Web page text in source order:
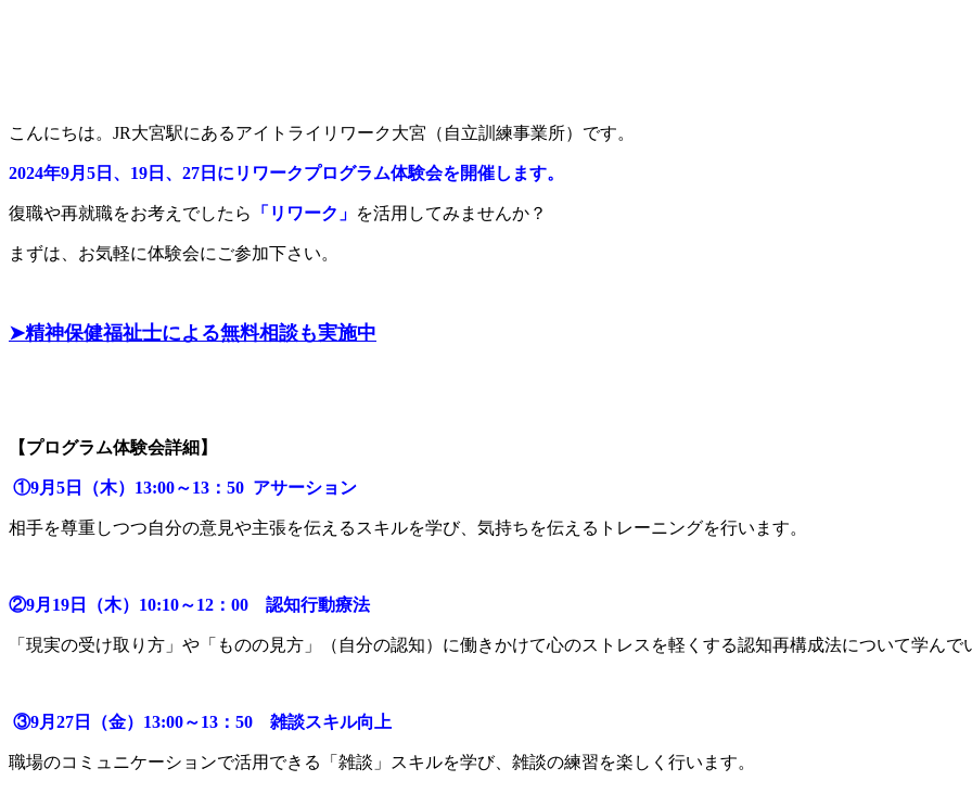
こんにちは。JR大宮駅にあるアイトライリワーク大宮（自立訓練事業所）です。
2024年9月5日、19日、27日にリワークプログラム体験会を開催します。
復職や再就職をお考えでしたら 「リワーク」 を活用してみませんか？
まずは、お気軽に体験会にご参加下さい。
➤精神保健福祉士による無料相談も実施中
【プログラム体験会詳細】
①9月5日（木）13:00～13：50 アサーション
相手を尊重しつつ自分の意見や主張を伝えるスキルを学び、気持ちを伝えるトレーニングを行います。
②9月19日（木）10:10～12：00 認知行動療法
「現実の受け取り方」や「ものの見方」（自分の認知）に働きかけて心のストレスを軽くする認知再構成法について学んで
③9月27日（金）13:00～13：50 雑談スキル向上
職場のコミュニケーションで活用できる「雑談」スキルを学び、雑談の練習を楽しく行います。